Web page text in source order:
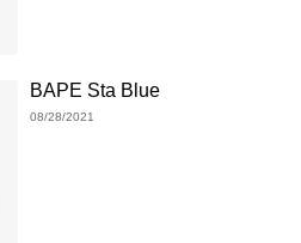
BAPE Sta Blue
08/28/2021